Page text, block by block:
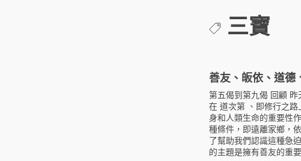
三寶
善友、皈依、道德
第五偈到第九偈 回顧
在 道次第 、即修行之
身和人類生命的重要性
種條件，即遠離家鄉，
了幫助我們認識這種急
的主題是擁有善友的重要